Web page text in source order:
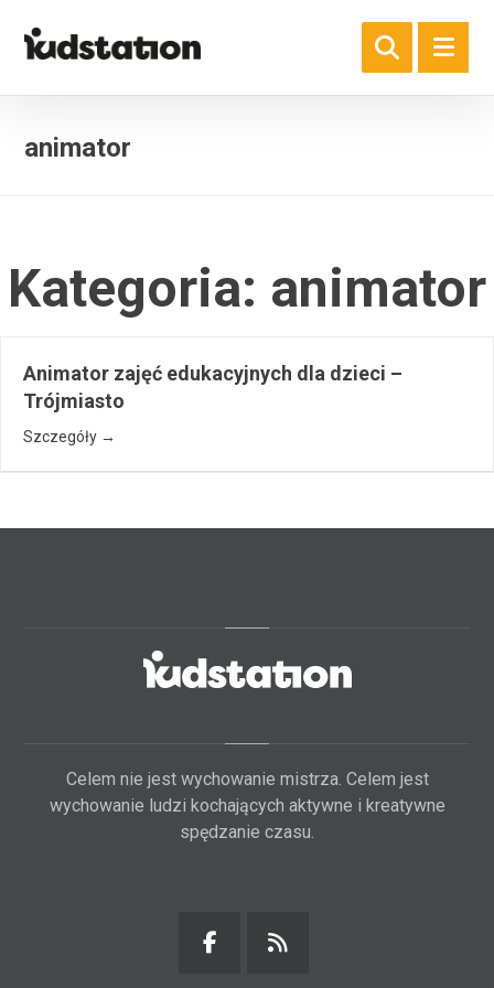
animator
Kategoria: animator
Animator zajęć edukacyjnych dla dzieci –
Trójmiasto
Szczegóły
Celem nie jest wychowanie mistrza. Celem jest
wychowanie ludzi kochających aktywne i kreatywne
spędzanie czasu.